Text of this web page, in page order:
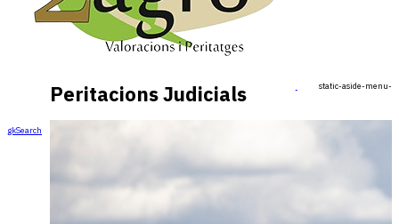
static-aside-menu-
gkSearch
Cercar ...
Peritacions Judicials